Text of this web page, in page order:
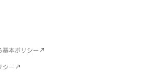
本ポリシー
シー